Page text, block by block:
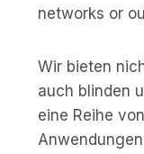
networks or
Wir bieten
auch blinden
eine Reihe